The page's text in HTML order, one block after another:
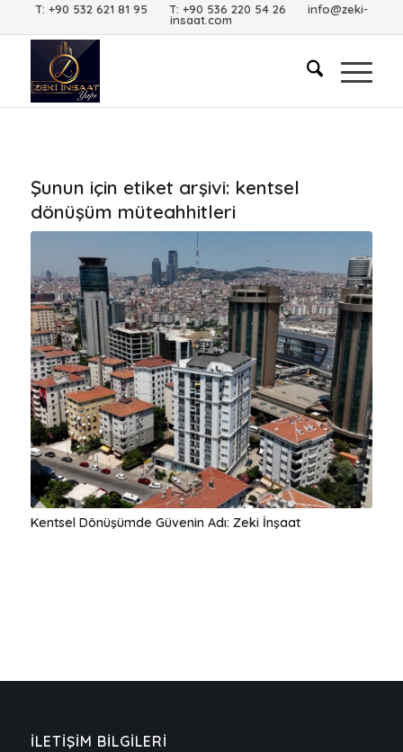
T: +90 532 621 81 95 T: +90 536 220 54 26 info@zeki-
insaat.com
Şunun için etiket arşivi: kentsel
dönüşüm müteahhitleri
Kentsel Dönüşümde Güvenin Adı: Zeki İnşaat
İLETİŞİM BİLGİLERİ